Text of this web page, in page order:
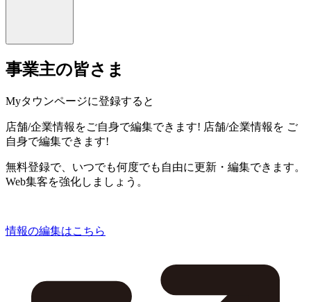
事業主の皆さま
Myタウンページに登録すると
店舗/企業情報をご自身で編集できます! 店舗/企業情報を ご
自身で編集できます!
無料登録で、いつでも何度でも自由に更新・編集できます。
Web集客を強化しましょう。
情報の編集はこちら